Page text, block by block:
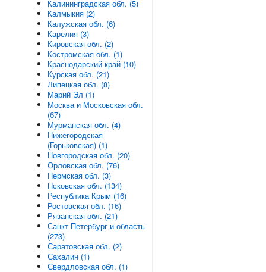
Калининградская обл. (5)
Калмыкия (2)
Калужская обл. (6)
Карелия (3)
Кировская обл. (2)
Костромская обл. (1)
Краснодарский край (10)
Курская обл. (21)
Липецкая обл. (8)
Марий Эл (1)
Москва и Московская обл.
(67)
Мурманская обл. (4)
Нижегородская
(Горьковская) (1)
Новгородская обл. (20)
Орловская обл. (76)
Пермская обл. (3)
Псковская обл. (134)
Республика Крым (16)
Ростовская обл. (16)
Рязанская обл. (21)
Санкт-Петербург и область
(273)
Саратовская обл. (2)
Сахалин (1)
Свердловская обл. (1)